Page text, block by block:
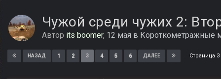
Чужой среди чужих 2:
Автор its boomer, 12 мая в Короткометражные
НАЗАД 1 2 3 4 5 6 ДАЛЕЕ Страница